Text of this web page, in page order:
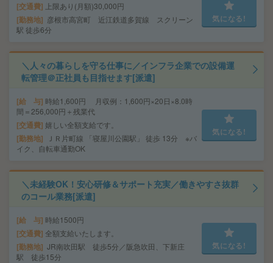
交通費 上限あり(月額)30,000円
勤務地
彦根市高宮町 近江鉄道多賀線 スクリーン
駅 徒歩6分
気になる!
＼人々の暮らしを守る仕事に／インフラ企業での設備運
転管理＠正社員も目指せます[派遣]
給 与 時給1,600円 月収例：1,600円×20日×8.0時
間＝256,000円＋残業代
交通費 嬉しい全額支給です。
勤務地
ＪＲ片町線 「寝屋川公園駅」 徒歩 13分 ※バ
イク、自転車通勤OK
気になる!
＼未経験OK！安心研修＆サポート充実／働きやすさ抜群
のコール業務[派遣]
給 与 時給1500円
交通費 全額支給いたします。
勤務地 JR南吹田駅 徒歩5分／阪急吹田、下新庄
駅 徒歩15分
気になる!